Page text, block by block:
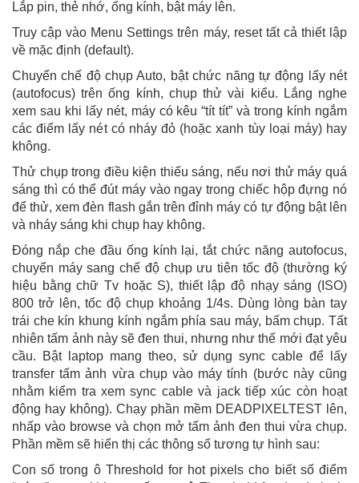
Lắp pin, thẻ nhớ, ống kính, bật máy lên.
Truy cập vào Menu Settings trên máy, reset tất cả thiết lập
về mặc định (default).
Chuyển chế độ chụp Auto, bật chức năng tự động lấy nét
(autofocus) trên ống kính, chụp thử vài kiểu. Lắng nghe
xem sau khi lấy nét, máy có kêu “tít tít” và trong kính ngắm
các điểm lấy nét có nháy đỏ (hoặc xanh tùy loại máy) hay
không.
Thử chụp trong điều kiện thiếu sáng, nếu nơi thử máy quá
sáng thì có thể đút máy vào ngay trong chiếc hộp đựng nó
để thử, xem đèn flash gắn trên đỉnh máy có tự động bật lên
và nháy sáng khi chụp hay không.
Đóng nắp che đầu ống kính lại, tắt chức năng autofocus,
chuyển máy sang chế độ chụp ưu tiên tốc độ (thường ký
hiệu bằng chữ Tv hoặc S), thiết lập độ nhạy sáng (ISO)
800 trở lên, tốc độ chụp khoảng 1/4s. Dùng lòng bàn tay
trái che kín khung kính ngắm phía sau máy, bấm chụp. Tất
nhiên tấm ảnh này sẽ đen thui, nhưng như thế mới đạt yêu
cầu. Bật laptop mang theo, sử dụng sync cable để lấy
transfer tấm ảnh vừa chụp vào máy tính (bước này cũng
nhằm kiểm tra xem sync cable và jack tiếp xúc còn hoạt
động hay không). Chạy phần mềm DEADPIXELTEST lên,
nhấp vào browse và chọn mở tấm ảnh đen thui vừa chụp.
Phần mềm sẽ hiển thị các thông số tương tự hình sau:
Con số trong ô Threshold for hot pixels cho biết số điểm